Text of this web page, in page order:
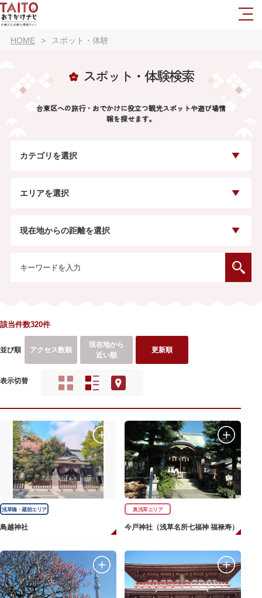
HOME スポット・体験
スポット・体験検索
台東区への旅行・おでかけに役立つ観光スポットや遊び場情
報を探せます。
カテゴリを選択
エリアを選択
現在地からの距離を選択
該当件数320件
並び順 アクセス数順
現在地から
近い順
更新順
表示切替
浅草橋・蔵前エリア
鳥越神社
奥浅草エリア
今戸神社（浅草名所七福神 福禄寿）